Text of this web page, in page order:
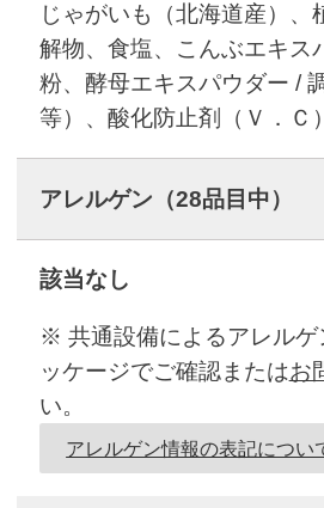
じゃがいも（北海道産）、
解物、食塩、こんぶエキス
粉、酵母エキスパウダー /
等）、酸化防止剤（Ｖ．Ｃ）
アレルゲン （28品目中）
該当なし
※ 共通設備によるアレルゲ
ッケージでご確認またはお
い。
アレルゲン情報の表記につい